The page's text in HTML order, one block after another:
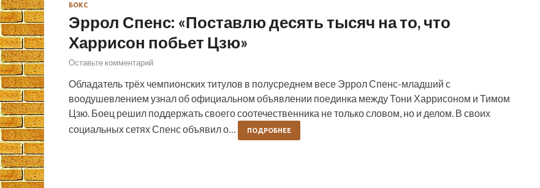
БОКС
Эррол Спенс: «Поставлю десять тысяч на то, что
Харрисон побьет Цзю»
Оставьте комментарий
Обладатель трёх чемпионских титулов в полусреднем весе Эррол Спенс-младший с
воодушевлением узнал об официальном объявлении поединка между Тони Харрисоном и Тимом
Цзю. Боец решил поддержать своего соотечественника не только словом, но и делом. В своих
социальных сетях Спенс объявил о…
ПОДРОБНЕЕ